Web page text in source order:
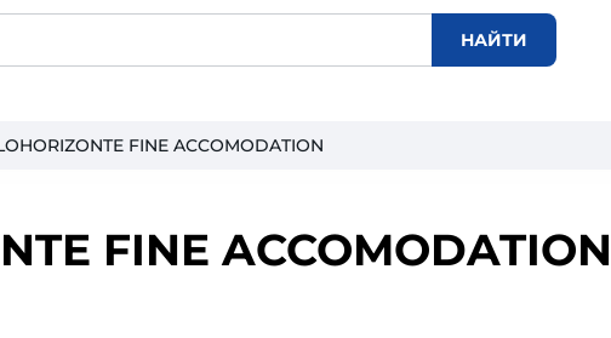
FINE ACCOMODATION
FINE ACCOMODATION